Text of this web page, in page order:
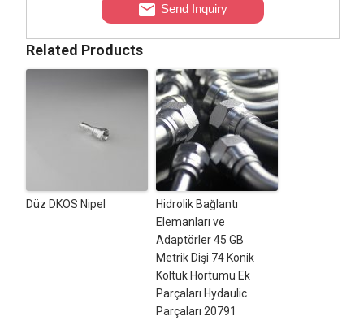
Send Inquiry
Related Products
Düz DKOS Nipel
Hidrolik Bağlantı
Elemanları ve
Adaptörler 45 GB
Metrik Dişi 74 Konik
Koltuk Hortumu Ek
Parçaları Hydaulic
Parçaları 20791